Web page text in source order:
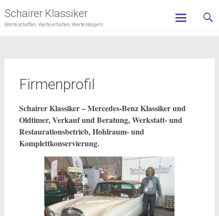
Schairer Klassiker
Werte schaffen, Werte erhalten, Werte steigern.
Firmenprofil
Schairer Klassiker – Mercedes-Benz Klassiker und
Oldtimer, Verkauf und Beratung, Werkstatt- und
Restaurationsbetrieb, Hohlraum- und
Komplettkonservierung.